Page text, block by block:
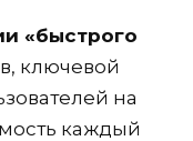
«быстрого
ключевой
на
каждый